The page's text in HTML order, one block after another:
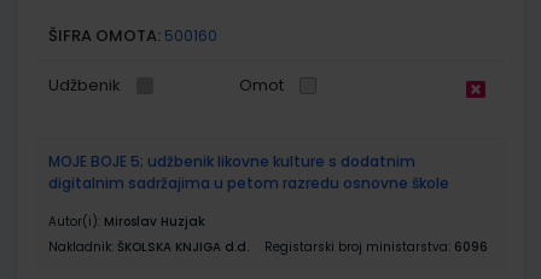
ŠIFRA OMOTA: 500160
Udžbenik Omot
MOJE BOJE 5; udžbenik likovne kulture s dodatnim
digitalnim sadržajima u petom razredu osnovne škole
Autor(i): Miroslav Huzjak
Nakladnik: ŠKOLSKA KNJIGA d.d. Registarski broj ministarstva: 6096